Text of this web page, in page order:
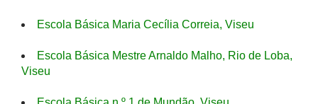
Escola Básica Maria Cecília Correia, Viseu
Escola Básica Mestre Arnaldo Malho, Rio de Loba,
Viseu